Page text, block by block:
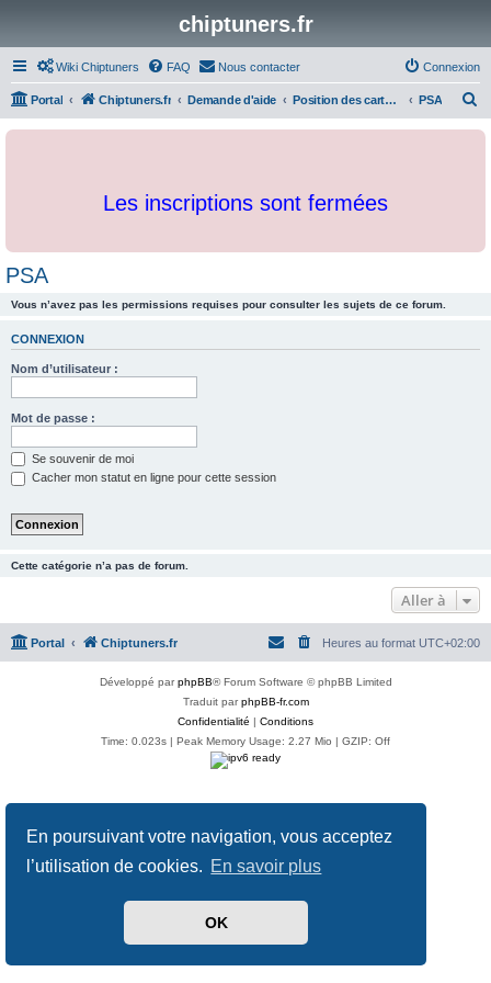
En poursuivant votre navigation, vous acceptez
l’utilisation de cookies. En savoir plus
OK
chiptuners.fr
Wiki Chiptuners FAQ Nous contacter Connexion
Portal Chiptuners.fr Demande d'aide Position des cartographies et developpements PSA
c
Les inscriptions sont fermées
PSA
Vous n’avez pas les permissions requises pour consulter les sujets de ce forum.
CONNEXION
Nom d’utilisateur :
Mot de passe :
Se souvenir de moi
Cacher mon statut en ligne pour cette session
Cette catégorie n’a pas de forum.
Aller à
Portal Chiptuners.fr Heures au format UTC+02:00
Développé parphpBB® Forum Software © phpBB Limited
Traduit parphpBB-fr.com
Confidentialité | Conditions
Time: 0.023s | Peak Memory Usage: 2.27 Mio | GZIP: Off